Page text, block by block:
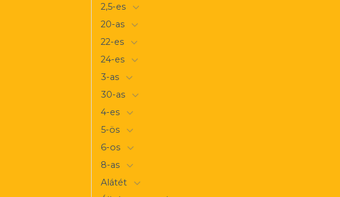
2,5-es
20-as
22-es
24-es
3-as
30-as
4-es
5-ös
6-os
8-as
Alátét